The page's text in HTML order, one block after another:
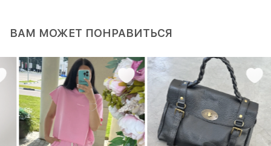
ВАМ МОЖЕТ ПОНРАВИТЬСЯ